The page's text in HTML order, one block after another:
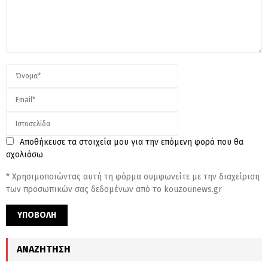
Αποθήκευσε τα στοιχεία μου για την επόμενη φορά που θα
σχολιάσω
* Χρησιμοποιώντας αυτή τη φόρμα συμφωνείτε με την διαχείριση
των προσωπικών σας δεδομένων από το kouzounews.gr
ΑΝΑΖΉΤΗΣΗ